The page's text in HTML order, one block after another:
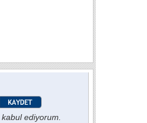
kabul ediyorum.